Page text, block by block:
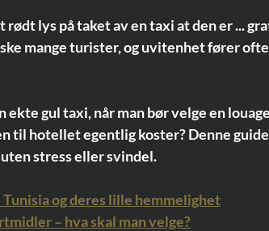
lys på taket av en taxi at den er ...
mange turister, og uvitenhet fører
ekte gul taxi, når man bør velge en
til hotellet egentlig koster? Denne
stress eller svindel.
og deres lille hemmelighet
– hva skal man velge?